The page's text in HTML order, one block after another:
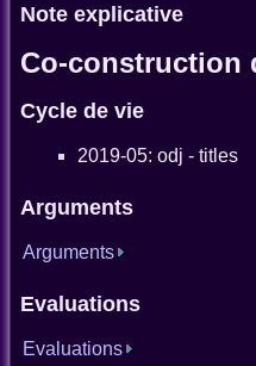
Note explicative
Co-construction
Cycle de vie
2019-05: odj - titles
Arguments
Arguments
Evaluations
Evaluations